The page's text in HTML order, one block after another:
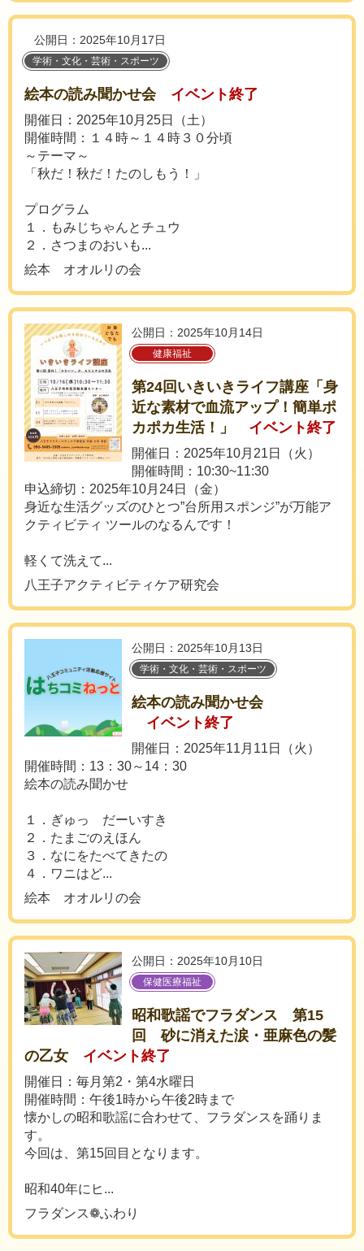
公開日：2025年10月17日
学術・文化・芸術・スポーツ
絵本の読み聞かせ会 イベント終了
開催日：2025年10月25日（土）
開催時間：１４時～１４時３０分頃
～テーマ～
「秋だ！秋だ！たのしもう！」
プログラム
１．もみじちゃんとチュウ
２．さつまのおいも...
絵本 オオルリの会
公開日：2025年10月14日
健康福祉
第24回いきいきライフ講座「身
近な素材で血流アップ！簡単ポ
カポカ生活！」
イベント終了
開催日：2025年10月21日（火）
開催時間：10:30~11:30
申込締切：2025年10月24日（金）
身近な生活グッズのひとつ”台所用スポンジ”が万能ア
クティビティ ツールのなるんです！
軽くて洗えて...
八王子アクティビティケア研究会
公開日：2025年10月13日
学術・文化・芸術・スポーツ
絵本の読み聞かせ会
イベント終了
開催日：2025年11月11日（火）
開催時間：13：30～14：30
絵本の読み聞かせ
１．ぎゅっ だーいすき
２．たまごのえほん
３．なにをたべてきたの
４．ワニはど...
絵本 オオルリの会
公開日：2025年10月10日
保健医療福祉
昭和歌謡でフラダンス 第15
回 砂に消えた涙・亜麻色の髪
の乙女
イベント終了
開催日：毎月第2・第4水曜日
開催時間：午後1時から午後2時まで
懐かしの昭和歌謡に合わせて、フラダンスを踊りま
す。
今回は、第15回目となります。
昭和40年にヒ...
フラダンス❁ふわり